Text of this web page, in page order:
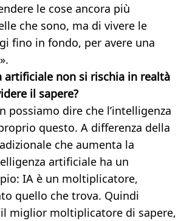
le cose ancora più
che sono, ma di vivere le
fino in fondo, per avere una
artificiale non si rischia in realtà
il sapere?
possiamo dire che l’intelligenza
questo. A differenza della
che aumenta la
artificiale ha un
IA è un moltiplicatore,
quello che trova. Quindi
miglior moltiplicatore di sapere,